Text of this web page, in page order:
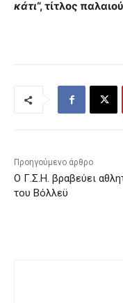
κάτι“, τίτλος
Προηγούμενο άρθρο
Ο Γ.Σ.Η. βραβεύει
του Βόλλεϋ